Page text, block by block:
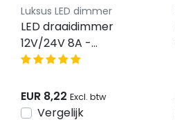
Luksus LED dimmer
LED draaidimmer
12V/24V 8A -
Opbouw model
EUR 8,22 Excl. btw
Vergelijk